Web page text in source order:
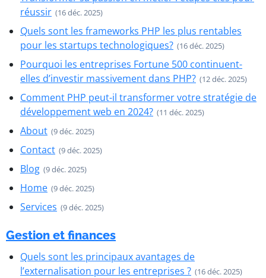
réussir (16 déc. 2025)
Quels sont les frameworks PHP les plus rentables
pour les startups technologiques? (16 déc. 2025)
Pourquoi les entreprises Fortune 500 continuent-
elles d’investir massivement dans PHP? (12 déc. 2025)
Comment PHP peut-il transformer votre stratégie de
développement web en 2024? (11 déc. 2025)
About (9 déc. 2025)
Contact (9 déc. 2025)
Blog (9 déc. 2025)
Home (9 déc. 2025)
Services (9 déc. 2025)
Gestion et finances
Quels sont les principaux avantages de
l’externalisation pour les entreprises ? (16 déc. 2025)